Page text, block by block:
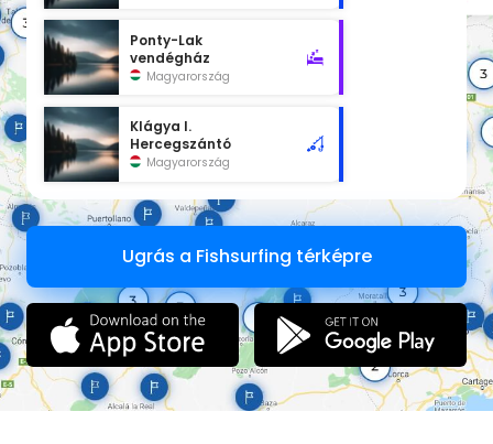
Ponty-Lak
vendégház
Magyarország
Klágya I.
Hercegszántó
Magyarország
Ugrás a Fishsurfing térképre